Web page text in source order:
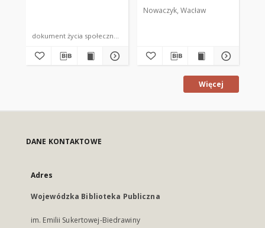
dokument życia społecznego
Nowaczyk, Wacław
Więcej
DANE KONTAKTOWE
Adres
Wojewódzka Biblioteka Publiczna
im. Emilii Sukertowej-Biedrawiny